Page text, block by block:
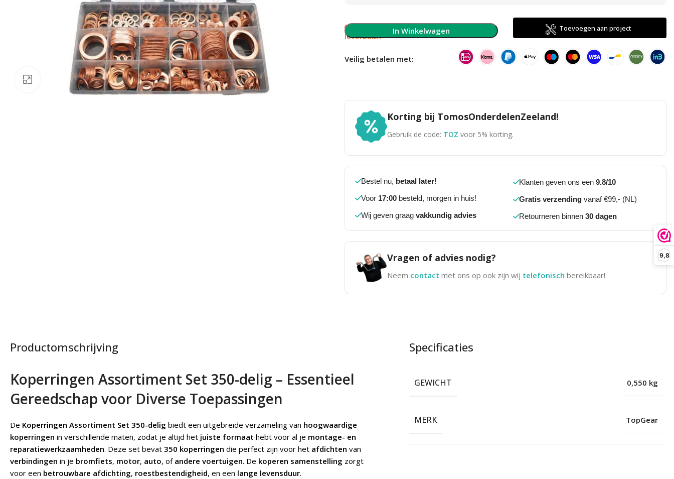
9,8
Klik om te vergroten
Slechts 1 op voorraad, direct
leverbaar!
In Winkelwagen Toevoegen aan project
Veilig betalen met:
Korting bij TomosOnderdelenZeeland!
Gebruik de code: TOZ voor 5% korting.
Bestel nu, betaal later!
Voor 17:00besteld, morgen in huis!
Wij geven graag vakkundig advies
Klanten geven ons een 9.8/10
Gratis verzendingvanaf €99,- (NL)
Retourneren binnen 30 dagen
Vragen of advies nodig?
Neem contact met ons op ook zijn wij telefonisch bereikbaar!
Productomschrijving
Koperringen Assortiment Set 350-delig – Essentieel
Gereedschap voor Diverse Toepassingen
De Koperringen Assortiment Set 350-delig biedt een uitgebreide verzameling van hoogwaardige
koperringen in verschillende maten, zodat je altijd het juiste formaat hebt voor al je montage- en
reparatiewerkzaamheden. Deze set bevat 350 koperringen die perfect zijn voor het afdichten van
verbindingen in je bromfiets, motor, auto, of andere voertuigen. De koperen samenstelling zorgt
voor een betrouwbare afdichting, roestbestendigheid, en een lange levensduur.
Specificaties
GEWICHT 0,550 kg
MERK TopGear